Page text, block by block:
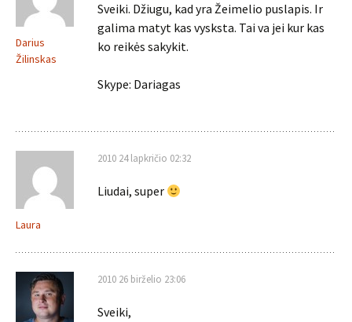
Darius
Žilinskas
Sveiki. Džiugu, kad yra Žeimelio puslapis. Ir
galima matyt kas vysksta. Tai va jei kur kas
ko reikės sakykit.
Skype: Dariagas
Laura
2010 24 lapkričio 02:32
Liudai, super
2010 26 birželio 23:06
Sveiki,